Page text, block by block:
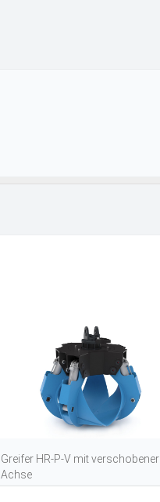
Greifer HR-P-V mit verschobener
Achse